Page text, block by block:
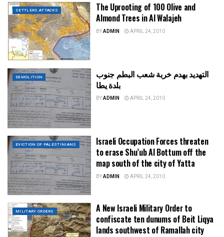
SETTLERS ATTACKS
The Uprooting of 100 Olive and
Almond Trees in Al Walajeh
BYADMIN APRIL 24, 2010
DEMOLITION
التهديد بهدم خربة شعب البطم جنوب
بلدة يطا
BYADMIN APRIL 24, 2010
EVICTION OF PALESTINIANS
Israeli Occupation Forces threaten
to erase Shu’ub Al Bottum off the
map south of the city of Yatta
BYADMIN APRIL 24, 2010
MILITARY ORDERS
A New Israeli Military Order to
confiscate ten dunums of Beit Liqya
lands southwest of Ramallah city